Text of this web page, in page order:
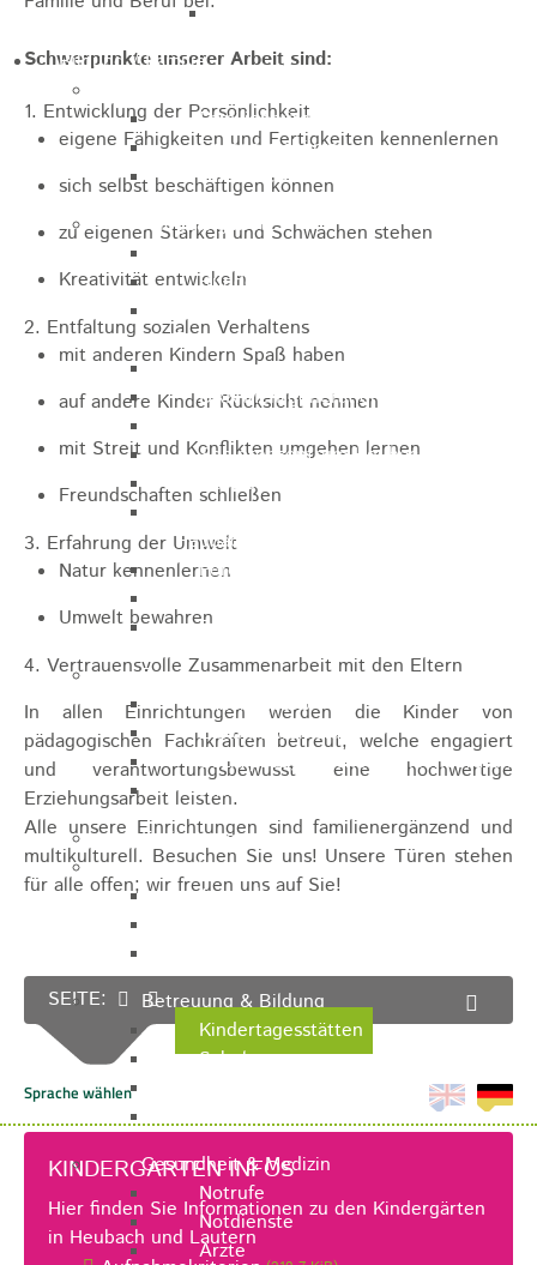
Bildung / Familie
Familienbüro
Ehrenamtsbörse
Tafelladen
Pflegeangebote
Runder Tisch Pflege
Rosenstein
Villa Rosenstein
DRK Mehrgenerationenhaus
Seniorenzentrum Heubach
VDK Ortsverband Heubach
Heubach
Förderverein Altenhilfe Heubach e.V.
Bischof Sproll Haus
Familie
Familienbüro
Zukunftswerkstatt
Sozialpädagogische Familienberatung
Kinderfest
Ferienprogramm
Jugend
Jugendbüro
Betreuung & Bildung
Kindertagesstätten
Schulen
Stadtbibliothek
Gesundheit & Medizin
Notrufe
Notdienste
Ärzte
Schwerpunkte unserer Arbeit sind:
1. Entwicklung der Persönlichkeit
eigene Fähigkeiten und Fertigkeiten kennenlernen
sich selbst beschäftigen können
zu eigenen Stärken und Schwächen stehen
Kreativität entwickeln
2. Entfaltung sozialen Verhaltens
mit anderen Kindern Spaß haben
auf andere Kinder Rücksicht nehmen
mit Streit und Konflikten umgehen lernen
Freundschaften schließen
3. Erfahrung der Umwelt
Natur kennenlernen
Umwelt bewahren
4. Vertrauensvolle Zusammenarbeit mit den Eltern
In allen Einrichtungen werden die Kinder von
pädagogischen Fachkräften betreut, welche engagiert
und verantwortungsbewusst eine hochwertige
Erziehungsarbeit leisten.
Alle unsere Einrichtungen sind familienergänzend und
multikulturell. Besuchen Sie uns! Unsere Türen stehen
für alle offen; wir freuen uns auf Sie!
SEITE:
KINDERGARTEN INFOS
Hier finden Sie Informationen zu den Kindergärten
in Heubach und Lautern